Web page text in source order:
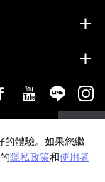
的體驗。如果您繼
隱私政策和使用者
FB粉絲專頁[另開新
YouTube頻道[
加入 追
無障礙聲明